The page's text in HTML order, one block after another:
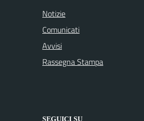
Notizie
Comunicati
Avvisi
Rassegna Stampa
SEGUICI SU